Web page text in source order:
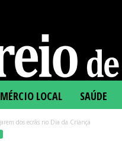
LOCAL SAÚDE
dos ecrãs no Dia da Criança